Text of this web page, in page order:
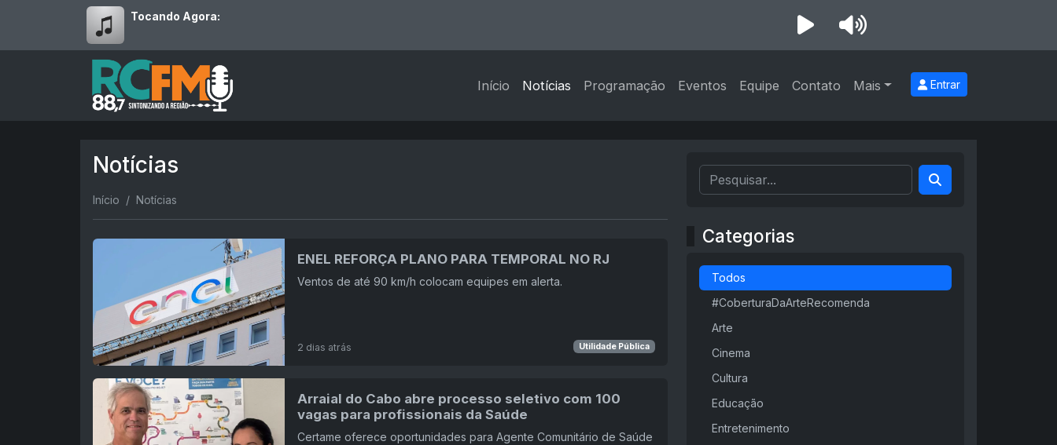
Tocando Agora:
Início Notícias Programação Eventos Equipe Contato Mais Entrar
Notícias
Início Notícias
ENEL REFORÇA PLANO PARA TEMPORAL NO RJ
Ventos de até 90 km/h colocam equipes em alerta.
2 dias atrás Utilidade Pública
Arraial do Cabo abre processo seletivo com 100
vagas para profissionais da Saúde
Certame oferece oportunidades para Agente Comunitário de Saúde
Categorias
Todos
#CoberturaDaArteRecomenda
Arte
Cinema
Cultura
Educação
Entretenimento